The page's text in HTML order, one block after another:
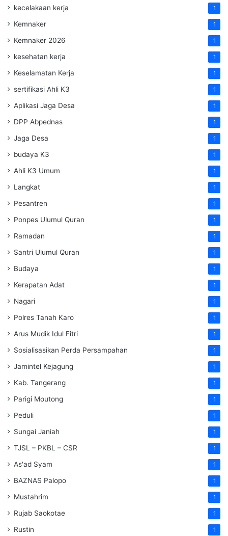
kecelakaan kerja 1
Kemnaker 1
Kemnaker 2026 1
kesehatan kerja 1
Keselamatan Kerja 1
sertifikasi Ahli K3 1
Aplikasi Jaga Desa 1
DPP Abpednas 1
Jaga Desa 1
budaya K3 1
Ahli K3 Umum 1
Langkat 1
Pesantren 1
Ponpes Ulumul Quran 1
Ramadan 1
Santri Ulumul Quran 1
Budaya 1
Kerapatan Adat 1
Nagari 1
Polres Tanah Karo 1
Arus Mudik Idul Fitri 1
Sosialisasikan Perda Persampahan 1
Jamintel Kejagung 1
Kab. Tangerang 1
Parigi Moutong 1
Peduli 1
Sungai Janiah 1
TJSL – PKBL – CSR 1
As'ad Syam 1
BAZNAS Palopo 1
Mustahrim 1
Rujab Saokotae 1
Rustin 1